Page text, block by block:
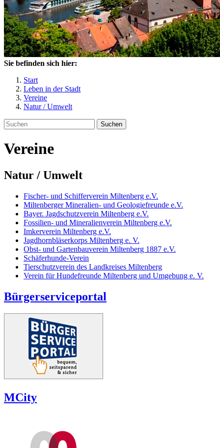
Sie befinden sich hier:
Start
Leben in der Stadt
Vereine
Natur / Umwelt
Suchen
Vereine
Natur / Umwelt
Fischer- und Schifferverein Miltenberg e.V.
Miltenberger Mineralien- und Geologiefreunde e.V.
Bayer. Jagdschutzverein Miltenberg e.V.
Fossilien- und Mineralienverein Miltenberg e.V.
Imkerverein Miltenberg e.V.
Jagdhornbläserkorps Miltenberg e. V.
Obst- und Gartenbauverein Miltenberg 1887 e.V.
Schäferhunde-Verein
Tierschutzverein des Landkreises Miltenberg
Verein für Hundefreunde Miltenberg und Umgebung e. V.
Bürgerserviceportal
MCity